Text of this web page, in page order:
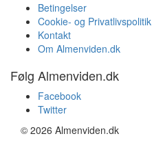
Betingelser
Cookie- og Privatlivspolitik
Kontakt
Om Almenviden.dk
Følg Almenviden.dk
Facebook
Twitter
© 2026 Almenviden.dk